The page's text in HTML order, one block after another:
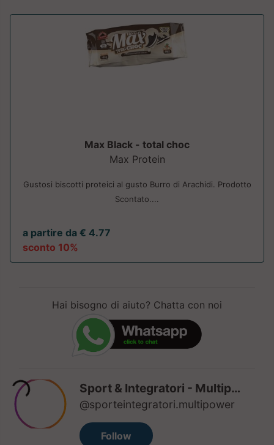
Max Black - total choc
Max Protein
Gustosi biscotti proteici al gusto Burro di Arachidi. Prodotto
Scontato....
a partire da € 4.77
sconto 10%
Hai bisogno di aiuto? Chatta con noi